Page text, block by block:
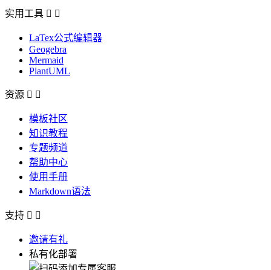
实用工具  
LaTex公式编辑器
Geogebra
Mermaid
PlantUML
资源  
模板社区
知识教程
专题频道
帮助中心
使用手册
Markdown语法
支持  
邀请有礼
私有化部署